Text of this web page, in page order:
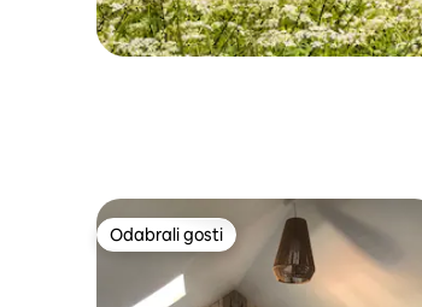
Odabrali gosti
Odabrali gosti